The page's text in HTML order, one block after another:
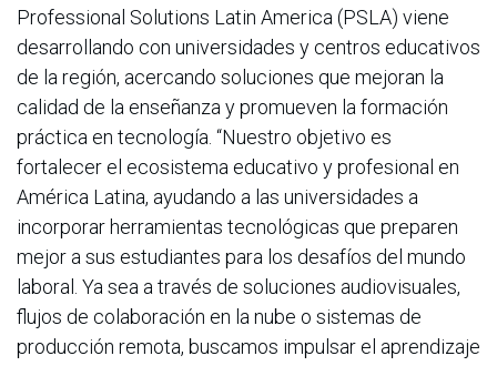
Professional Solutions Latin America (PSLA) viene
desarrollando con universidades y centros educativos
de la región, acercando soluciones que mejoran la
calidad de la enseñanza y promueven la formación
práctica en tecnología. “Nuestro objetivo es
fortalecer el ecosistema educativo y profesional en
América Latina, ayudando a las universidades a
incorporar herramientas tecnológicas que preparen
mejor a sus estudiantes para los desafíos del mundo
laboral. Ya sea a través de soluciones audiovisuales,
flujos de colaboración en la nube o sistemas de
producción remota, buscamos impulsar el aprendizaje